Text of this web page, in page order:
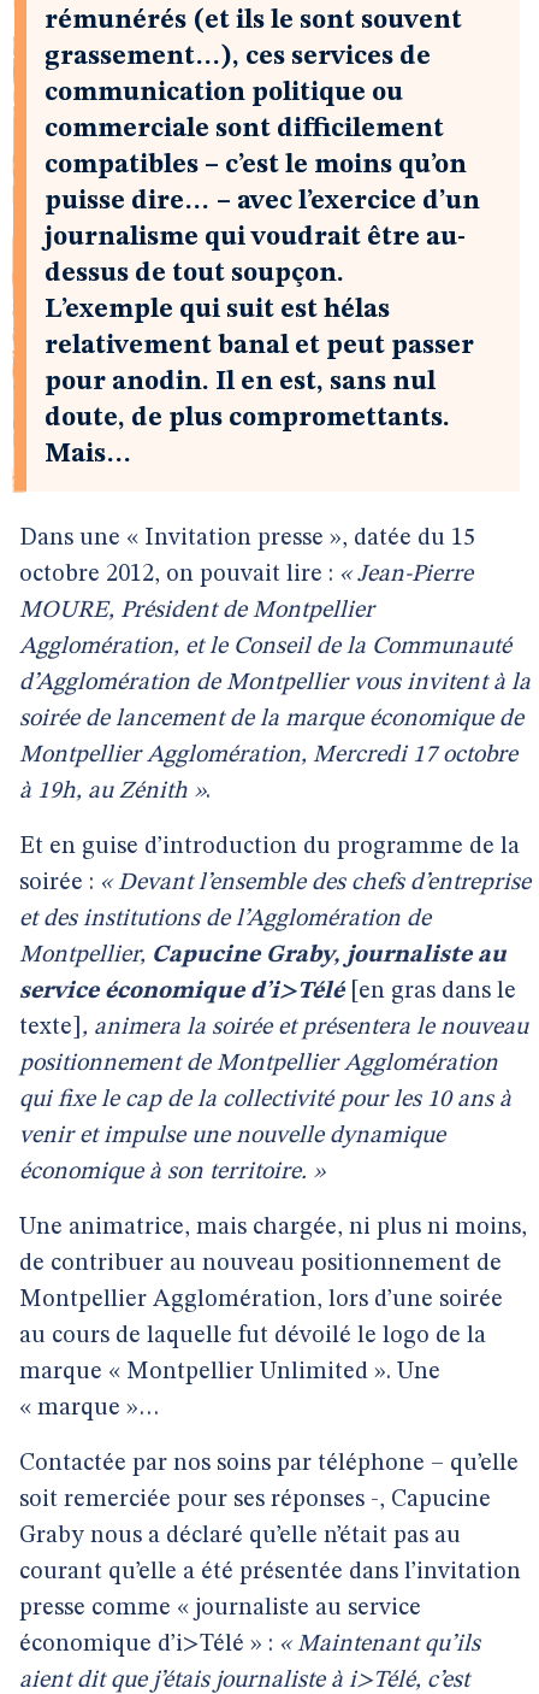
rémunérés (et ils le sont souvent
grassement…), ces services de
communication politique ou
commerciale sont difficilement
compatibles – c’est le moins qu’on
puisse dire… – avec l’exercice d’un
journalisme qui voudrait être au-
dessus de tout soupçon.
L’exemple qui suit est hélas
relativement banal et peut passer
pour anodin. Il en est, sans nul
doute, de plus compromettants.
Mais…
Dans une « Invitation presse », datée du 15
octobre 2012, on pouvait lire : « Jean-Pierre
MOURE, Président de Montpellier
Agglomération, et le Conseil de la Communauté
d’Agglomération de Montpellier vous invitent à la
soirée de lancement de la marque économique de
Montpellier Agglomération, Mercredi 17 octobre
à 19h, au Zénith ».
Et en guise d’introduction du programme de la
soirée : « Devant l’ensemble des chefs d’entreprise
et des institutions de l’Agglomération de
Montpellier, Capucine Graby, journaliste au
service économique d’i>Télé
[en gras dans le
texte] , animera la soirée et présentera le nouveau
positionnement de Montpellier Agglomération
qui fixe le cap de la collectivité pour les 10 ans à
venir et impulse une nouvelle dynamique
économique à son territoire. »
Une animatrice, mais chargée, ni plus ni moins,
de contribuer au nouveau positionnement de
Montpellier Agglomération, lors d’une soirée
au cours de laquelle fut dévoilé le logo de la
marque « Montpellier Unlimited ». Une
« marque »…
Contactée par nos soins par téléphone – qu’elle
soit remerciée pour ses réponses -, Capucine
Graby nous a déclaré qu’elle n’était pas au
courant qu’elle a été présentée dans l’invitation
presse comme « journaliste au service
économique d’i>Télé » : « Maintenant qu’ils
aient dit que j’étais journaliste à i>Télé, c’est